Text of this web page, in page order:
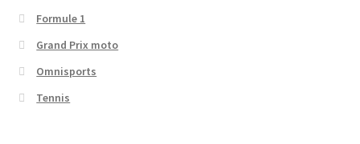
Formule 1
Grand Prix moto
Omnisports
Tennis